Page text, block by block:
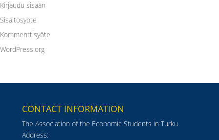
Kirjaudu sisään
Sisältösyöte
Kommenttisyöte
WordPress.org
CONTACT INFORMATION
The Association of the Economic Students in Turku
Address: